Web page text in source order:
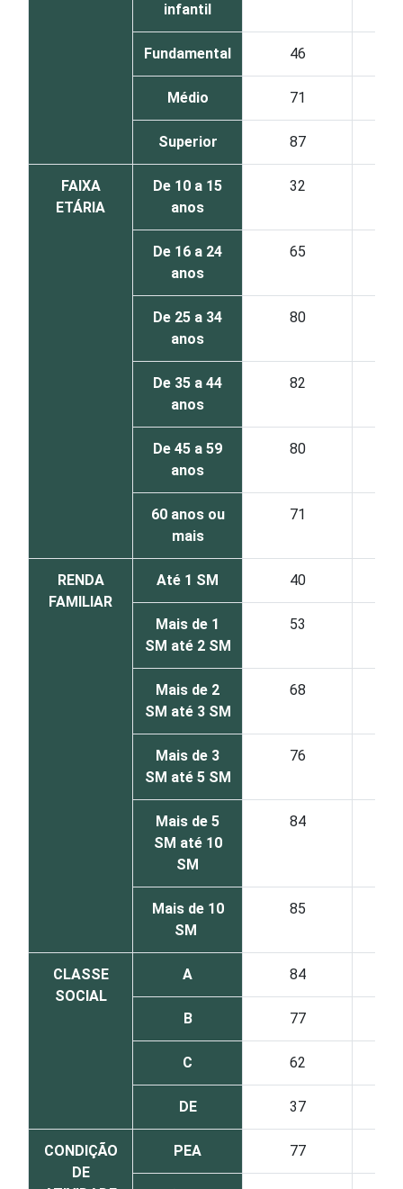
infantil
Fundamental 46
Médio 71
Superior 87
FAIXA
ETÁRIA
De 10 a 15
anos
32
De 16 a 24
anos
65
De 25 a 34
anos
80
De 35 a 44
anos
82
De 45 a 59
anos
80
60 anos ou
mais
71
RENDA
FAMILIAR
Até 1 SM 40
Mais de 1
SM até 2 SM
53
Mais de 2
SM até 3 SM
68
Mais de 3
SM até 5 SM
76
Mais de 5
SM até 10
SM
84
Mais de 10
SM
85
CLASSE
SOCIAL
A 84
B 77
C 62
DE 37
CONDIÇÃO
DE
PEA 77